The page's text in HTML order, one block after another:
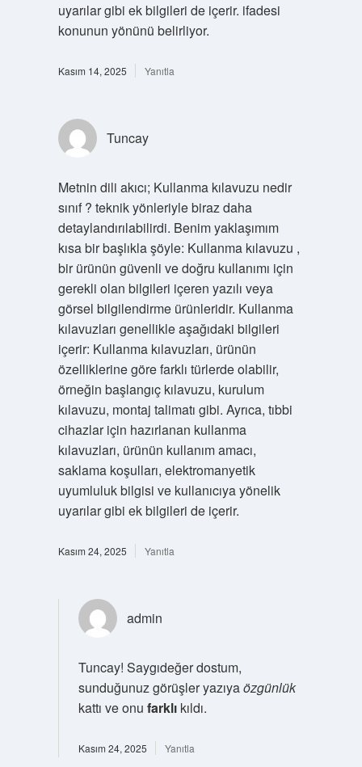
uyarılar gibi ek bilgileri de içerir. ifadesi
konunun yönünü belirliyor.
Kasım 14, 2025 Yanıtla
Tuncay
Metnin dili akıcı; Kullanma kılavuzu nedir
sınıf ? teknik yönleriyle biraz daha
detaylandırılabilirdi. Benim yaklaşımım
kısa bir başlıkla şöyle: Kullanma kılavuzu ,
bir ürünün güvenli ve doğru kullanımı için
gerekli olan bilgileri içeren yazılı veya
görsel bilgilendirme ürünleridir. Kullanma
kılavuzları genellikle aşağıdaki bilgileri
içerir: Kullanma kılavuzları, ürünün
özelliklerine göre farklı türlerde olabilir,
örneğin başlangıç kılavuzu, kurulum
kılavuzu, montaj talimatı gibi. Ayrıca, tıbbi
cihazlar için hazırlanan kullanma
kılavuzları, ürünün kullanım amacı,
saklama koşulları, elektromanyetik
uyumluluk bilgisi ve kullanıcıya yönelik
uyarılar gibi ek bilgileri de içerir.
Kasım 24, 2025 Yanıtla
admin
Tuncay! Saygıdeğer dostum,
sunduğunuz görüşler yazıyaözgünlük
kattı ve onu farklıkıldı.
Kasım 24, 2025 Yanıtla